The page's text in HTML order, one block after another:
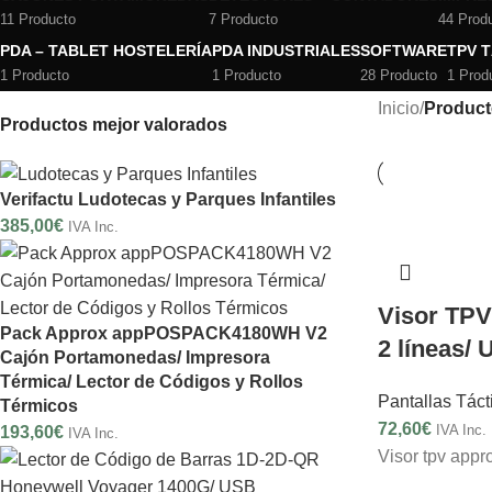
11 Producto 7 Producto 44
PDA – TABLET HOSTELERÍA
1 Producto
PDA INDUSTRIALES
1 Producto
SOFTWARE
28 Producto
TPV
1
Productos mejor valorados
Verifactu Ludotecas y Parques Infantiles
385,00€ IVA Inc.
Pack Approx appPOSPACK4180WH V2
Cajón Portamonedas/ Impresora
Térmica/ Lector de Códigos y Rollos
Térmicos
193,60€ IVA Inc.
Inicio/
Visor
2 líneas/
Pantallas
72,60€ IVA Inc.
Visor tpv